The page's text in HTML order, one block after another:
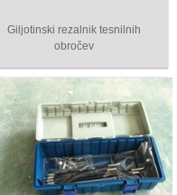
Giljotinski rezalnik tesnilnih
obročev